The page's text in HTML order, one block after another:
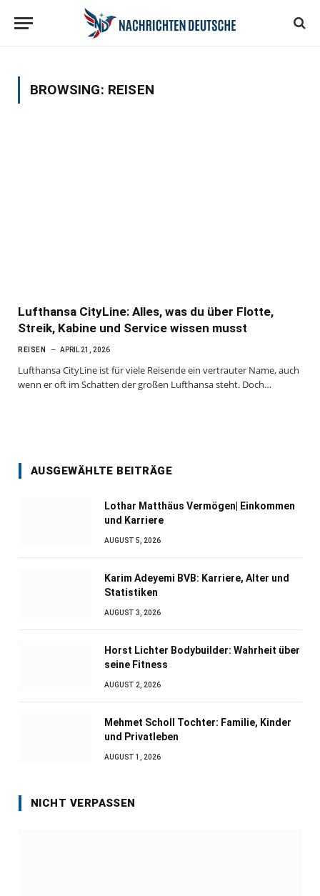
BROWSING: REISEN
Lufthansa CityLine: Alles, was du über Flotte,
Streik, Kabine und Service wissen musst
REISEN APRIL 21, 2026
Lufthansa CityLine ist für viele Reisende ein vertrauter Name, auch
wenn er oft im Schatten der großen Lufthansa steht. Doch…
AUSGEWÄHLTE BEITRÄGE
Lothar Matthäus Vermögen| Einkommen
und Karriere
AUGUST 5, 2026
Karim Adeyemi BVB: Karriere, Alter und
Statistiken
AUGUST 3, 2026
Horst Lichter Bodybuilder: Wahrheit über
seine Fitness
AUGUST 2, 2026
Mehmet Scholl Tochter: Familie, Kinder
und Privatleben
AUGUST 1, 2026
NICHT VERPASSEN